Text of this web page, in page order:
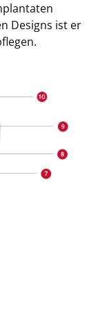
Designs ist er